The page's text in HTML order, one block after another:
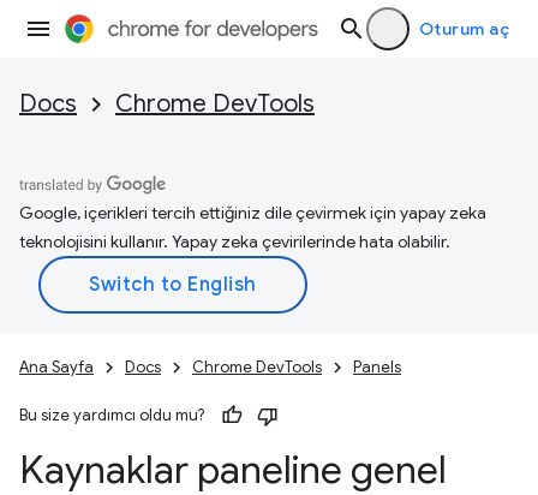
Oturum aç
Docs Chrome DevTools
Google, içerikleri tercih ettiğiniz dile çevirmek için yapay zeka
teknolojisini kullanır. Yapay zeka çevirilerinde hata olabilir.
Ana Sayfa Docs Chrome DevTools Panels
Bu size yardımcı oldu mu?
Kaynaklar paneline genel